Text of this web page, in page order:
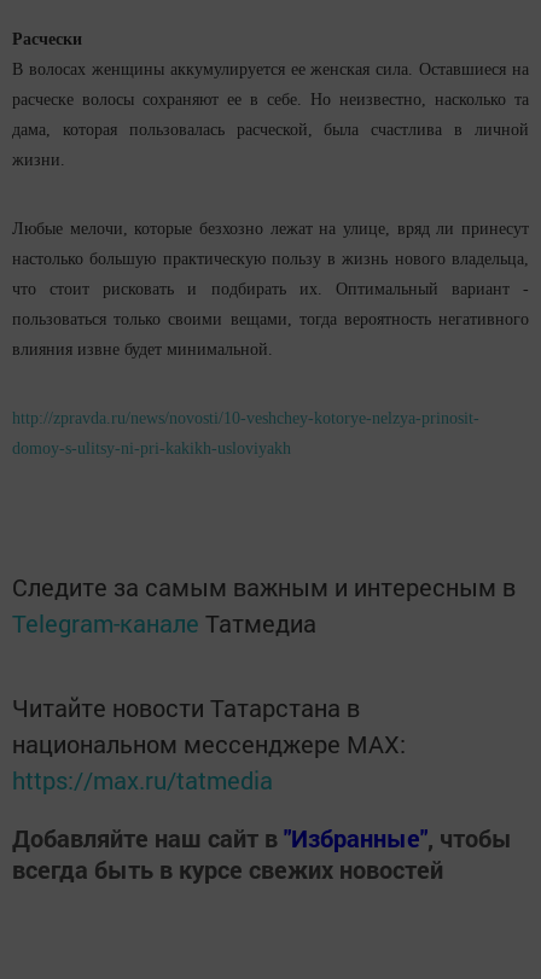
Расчески
В волосах женщины аккумулируется ее женская сила. Оставшиеся на
расческе волосы сохраняют ее в себе. Но неизвестно, насколько та
дама, которая пользовалась расческой, была счастлива в личной
жизни.
Любые мелочи, которые безхозно лежат на улице, вряд ли принесут
настолько большую практическую пользу в жизнь нового владельца,
что стоит рисковать и подбирать их. Оптимальный вариант -
пользоваться только своими вещами, тогда вероятность негативного
влияния извне будет минимальной.
http://zpravda.ru/news/novosti/10-veshchey-kotorye-nelzya-prinosit-
domoy-s-ulitsy-ni-pri-kakikh-usloviyakh
Следите за самым важным и интересным в
Telegram-канале Татмедиа
Читайте новости Татарстана в
национальном мессенджере MАХ:
https://max.ru/tatmedia
Добавляйте наш сайт в"Избранные", чтобы
всегда быть в курсе свежих новостей